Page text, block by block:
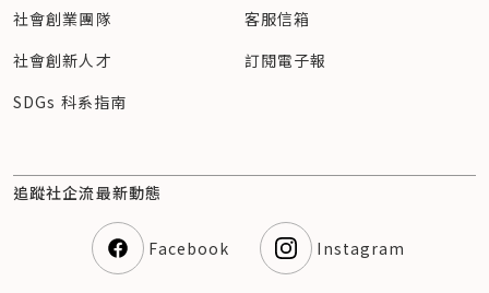
社會創業團隊
社會創新人才
SDGs 科系指南
客服信箱
訂閱電子報
追蹤社企流最新動態
Facebook Instagram